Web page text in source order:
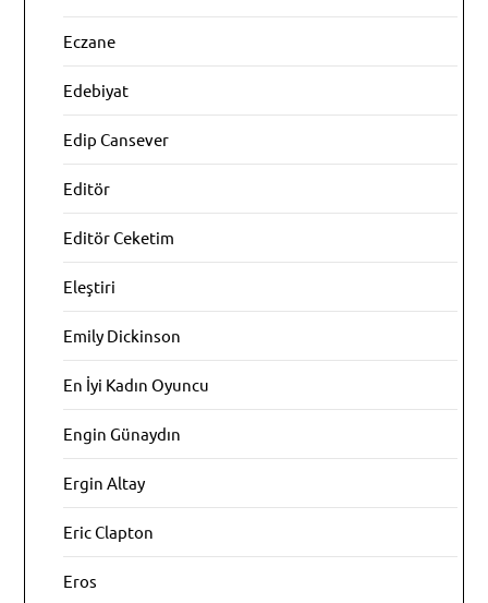
Eczane
Edebiyat
Edip Cansever
Editör
Editör Ceketim
Eleştiri
Emily Dickinson
En İyi Kadın Oyuncu
Engin Günaydın
Ergin Altay
Eric Clapton
Eros